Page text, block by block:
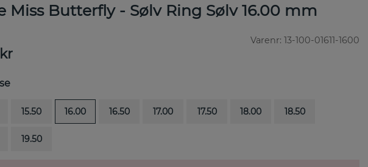
Miss Butterfly - Sølv Ring Sølv 16.00 mm
Varenr: 13-100-01611-1600
kr
15.50 16.00 16.50 17.00 17.50 18.00 18.50
19.50